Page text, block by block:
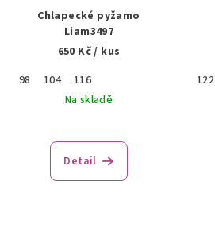
Chlapecké pyžamo
Liam3497
650 Kč/ kus
98
104
116
Na skladě
Detail
122